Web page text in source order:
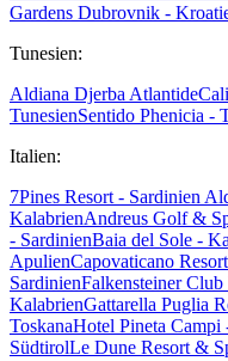
Gardens Dubrovnik -
Tunesien:
Aldiana Djerba Atlantide
TunesienSentido Phenicia -
Italien:
7Pines Resort - Sardinien
KalabrienAndreus Golf &
- SardinienBaia del Sole -
ApulienCapovaticano
SardinienFalkensteiner
KalabrienGattarella Puglia
ToskanaHotel Pineta Campi
SüdtirolLe Dune Resort &